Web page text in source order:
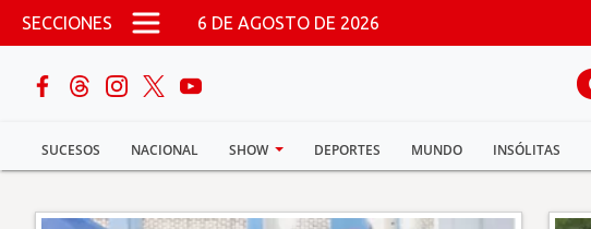
Pasar al contenido principal
SECCIONES 6 DE AGOSTO DE 2026
SUCESOS NACIONAL SHOW DEPORTES MUNDO INSÓLITAS
buscar
Sucesos
Nacional